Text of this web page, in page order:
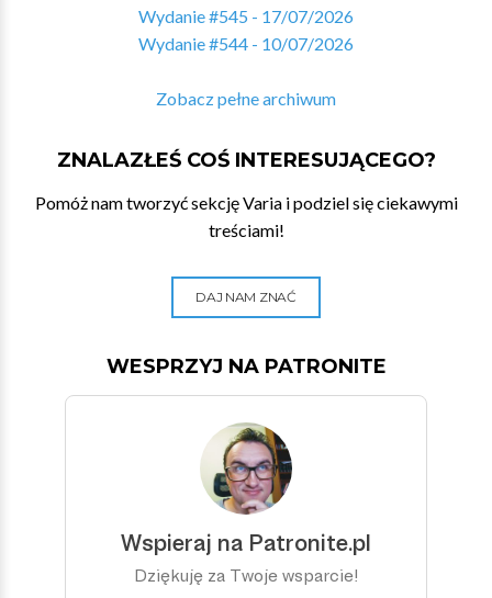
Wydanie #545 - 17/07/2026
Wydanie #544 - 10/07/2026
Zobacz pełne archiwum
ZNALAZŁEŚ COŚ INTERESUJĄCEGO?
Pomóż nam tworzyć sekcję Varia i podziel się ciekawymi
treściami!
DAJ NAM ZNAĆ
WESPRZYJ NA PATRONITE